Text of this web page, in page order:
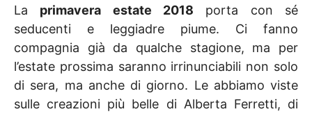
La primavera estate 2018 porta con sé
seducenti e leggiadre piume. Ci fanno
compagnia già da qualche stagione, ma per
l’estate prossima saranno irrinunciabili non solo
di sera, ma anche di giorno. Le abbiamo viste
sulle creazioni più belle di Alberta Ferretti, di